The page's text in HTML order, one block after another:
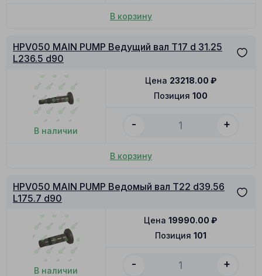
В корзину
HPV050 MAIN PUMP Ведущий вал T17 d 31.25
L236.5 d90
В наличии
Позиция 100
Цена 23218.00 ₽
- +
В корзину
HPV050 MAIN PUMP Ведомый вал T22 d39.56
L175.7 d90
В наличии
Позиция 101
Цена 19990.00 ₽
- +